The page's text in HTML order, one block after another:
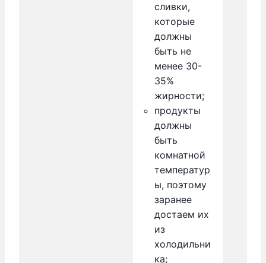
сливки,
которые
должны
быть не
менее 30-
35%
жирности;
продукты
должны
быть
комнатной
температур
ы, поэтому
заранее
достаем их
из
холодильни
ка;